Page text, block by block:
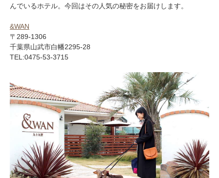
んでいるホテル。今回はその人気の秘密をお届けします。
&WAN
〒289-1306
千葉県山武市白幡2295-28
TEL:0475-53-3715